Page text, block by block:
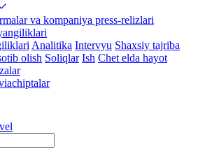
va kompaniya press-relizlari
Analitika Intervyu Shaxsiy tajriba
olish Soliqlar Ish Chet elda hayot